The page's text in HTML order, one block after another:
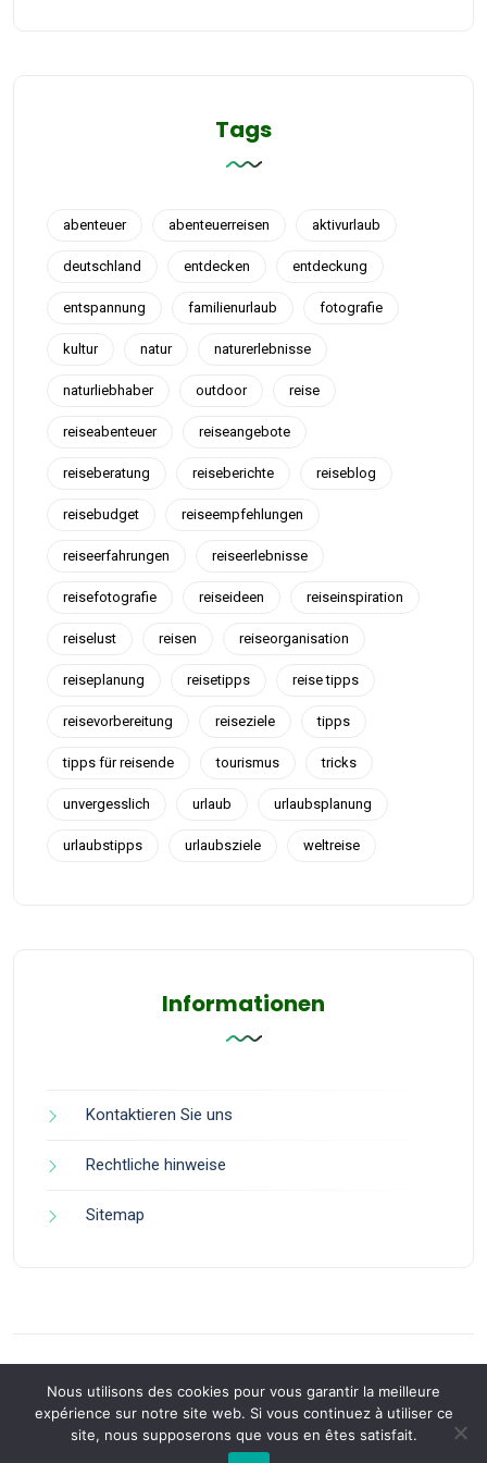
Tags
abenteuer abenteuerreisen aktivurlaub
deutschland entdecken entdeckung
entspannung familienurlaub fotografie
kultur natur naturerlebnisse
naturliebhaber outdoor reise
reiseabenteuer reiseangebote
reiseberatung reiseberichte reiseblog
reisebudget reiseempfehlungen
reiseerfahrungen reiseerlebnisse
reisefotografie reiseideen reiseinspiration
reiselust reisen reiseorganisation
reiseplanung reisetipps reise tipps
reisevorbereitung reiseziele tipps
tipps für reisende tourismus tricks
unvergesslich urlaub urlaubsplanung
urlaubstipps urlaubsziele weltreise
Informationen
Kontaktieren Sie uns
Rechtliche hinweise
Sitemap
Back to Top
Nous utilisons des cookies pour vous garantir la meilleure
expérience sur notre site web. Si vous continuez à utiliser ce
site, nous supposerons que vous en êtes satisfait.